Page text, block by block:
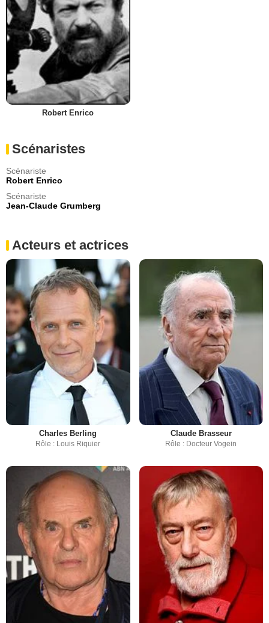
Robert Enrico
Scénaristes
Scénariste
Robert Enrico
Scénariste
Jean-Claude Grumberg
Acteurs et actrices
Charles Berling
Rôle : Louis Riquier
Claude Brasseur
Rôle : Docteur Vogein